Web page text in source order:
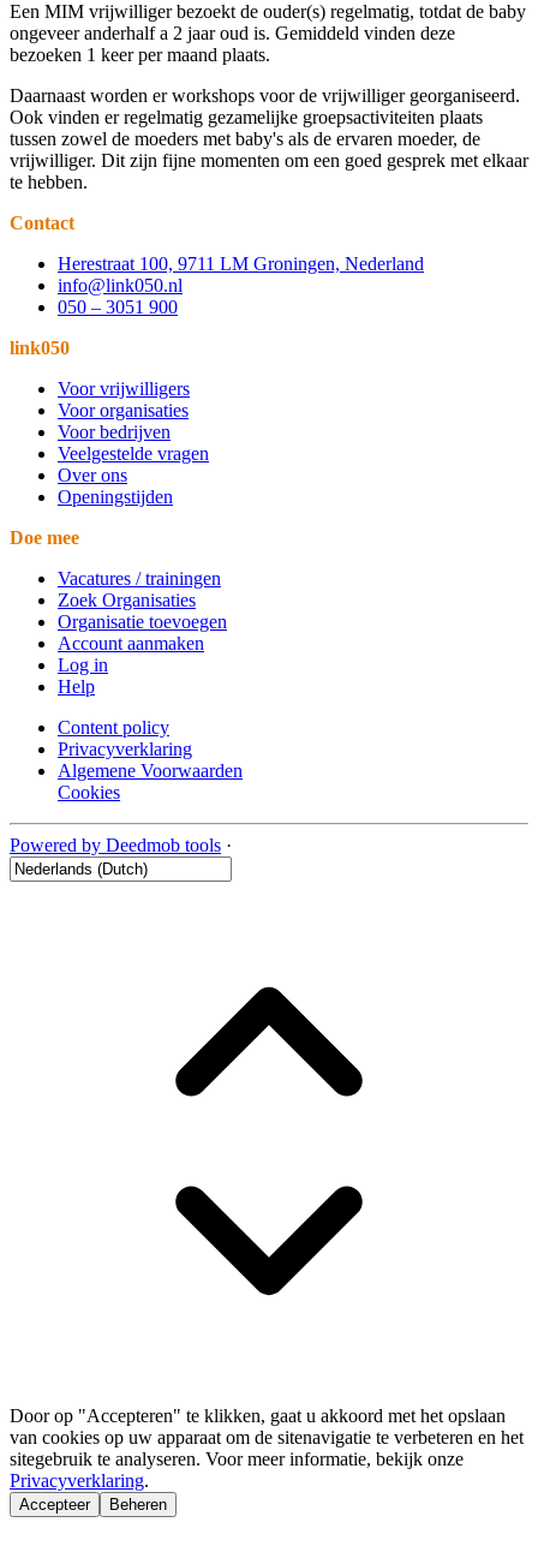
Een MIM vrijwilliger bezoekt de ouder(s) regelmatig, totdat de baby
ongeveer anderhalf a 2 jaar oud is. Gemiddeld vinden deze
bezoeken 1 keer per maand plaats.
Daarnaast worden er workshops voor de vrijwilliger georganiseerd.
Ook vinden er regelmatig gezamelijke groepsactiviteiten plaats
tussen zowel de moeders met baby's als de ervaren moeder, de
vrijwilliger. Dit zijn fijne momenten om een goed gesprek met elkaar
te hebben.
Contact
Herestraat 100, 9711 LM Groningen, Nederland
info@link050.nl
050 – 3051 900
link050
Voor vrijwilligers
Voor organisaties
Voor bedrijven
Veelgestelde vragen
Over ons
Openingstijden
Doe mee
Vacatures / trainingen
Zoek Organisaties
Organisatie toevoegen
Account aanmaken
Log in
Help
Content policy
Privacyverklaring
Algemene Voorwaarden
Cookies
Powered by Deedmob tools ·
Door op "Accepteren" te klikken, gaat u akkoord met het opslaan
van cookies op uw apparaat om de sitenavigatie te verbeteren en het
sitegebruik te analyseren. Voor meer informatie, bekijk onze
Privacyverklaring.
Accepteer Beheren